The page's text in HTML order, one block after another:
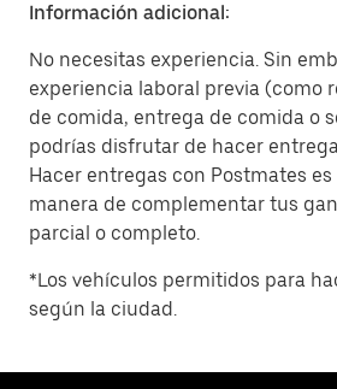
Información adicional:
No necesitas experiencia. Sin
experiencia laboral previa (como
de comida, entrega de comida o
podrías disfrutar de hacer
Hacer entregas con Postmates
manera de complementar tus
parcial o completo.
*Los vehículos permitidos para
según la ciudad.